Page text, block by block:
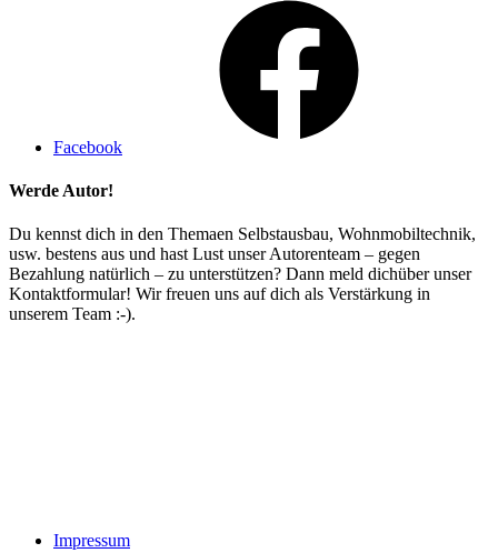
Facebook
Werde Autor!
Du kennst dich in den Themaen Selbstausbau, Wohnmobiltechnik,
usw. bestens aus und hast Lust unser Autorenteam – gegen
Bezahlung natürlich – zu unterstützen? Dann meld dichüber unser
Kontaktformular! Wir freuen uns auf dich als Verstärkung in
unserem Team :-).
Impressum